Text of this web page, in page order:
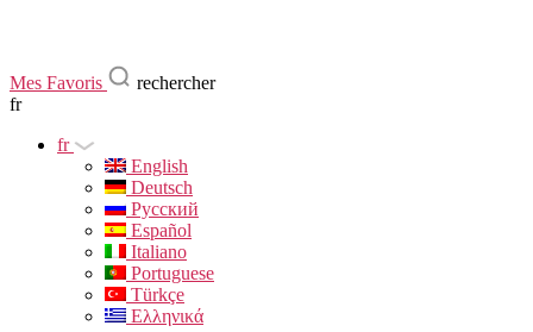
Mes Favoris
rechercher
fr
fr
English
Deutsch
Русский
Español
Italiano
Portuguese
Türkçe
Ελληνικά